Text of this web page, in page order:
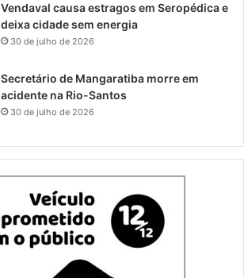
Vendaval causa estragos em Seropédica e
deixa cidade sem energia
30 de julho de 2026
Secretário de Mangaratiba morre em
acidente na Rio-Santos
30 de julho de 2026